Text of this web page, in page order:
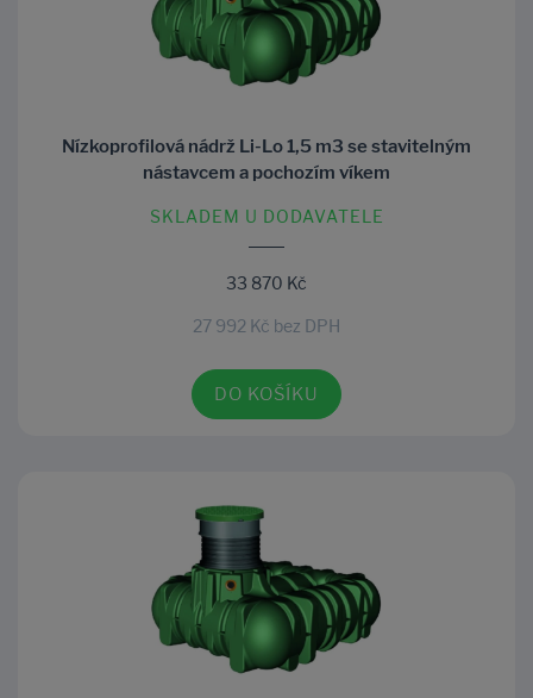
Nízkoprofilová nádrž Li-Lo 1,5 m3 se stavitelným
nástavcem a pochozím víkem
SKLADEM U DODAVATELE
33 870 Kč
27 992 Kč bez DPH
DO KOŠÍKU